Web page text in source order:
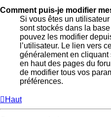
Comment puis-je modifier
Si vous êtes un
sont stockés dans la
pouvez les modifier
l’utilisateur. Le lien vers
généralement en cliquant
en haut des pages du
de modifier tous vos
préférences.
Haut